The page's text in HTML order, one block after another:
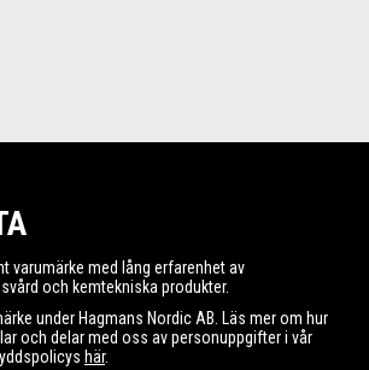
varumärke med lång erfarenhet av
och kemtekniska produkter.
under Hagmans Nordic AB. Läs mer om hur
och delar med oss av personuppgifter i vår
här.